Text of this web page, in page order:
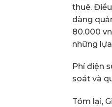
thuê.
dàng
80.000
những
Phí điện
soát và
Tóm lại,